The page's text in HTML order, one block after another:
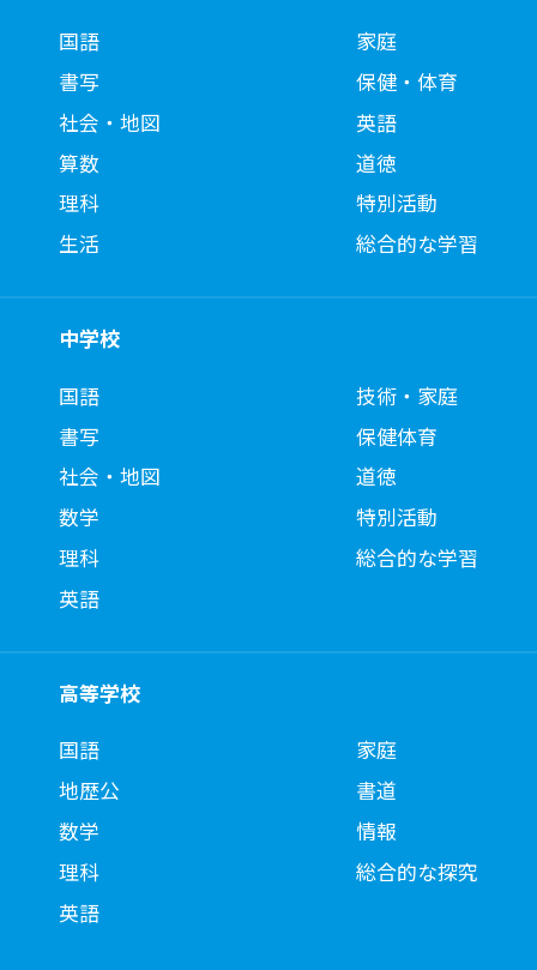
国語
書写
社会・地図
算数
理科
生活
家庭
保健・体育
英語
道徳
特別活動
総合的な学習
中学校
国語
書写
社会・地図
数学
理科
英語
技術・家庭
保健体育
道徳
特別活動
総合的な学習
高等学校
国語
地歴公
数学
理科
英語
家庭
書道
情報
総合的な探究